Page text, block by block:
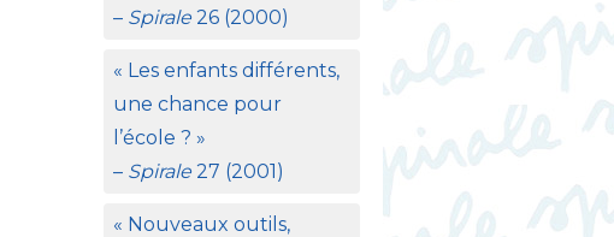
– Spirale26 (2000)
« Les enfants différents,
une chance pour
l’école ? »
– Spirale27 (2001)
« Nouveaux outils,